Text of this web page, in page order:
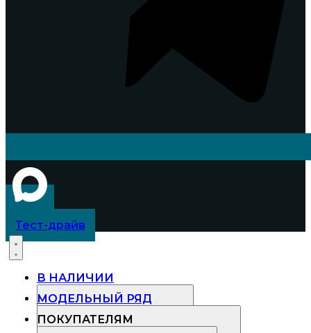
Тест-драйв
В НАЛИЧИИ
МОДЕЛЬНЫЙ РЯД
ПОКУПАТЕЛЯМ